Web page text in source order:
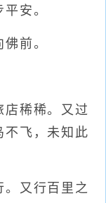
安。
前。
稀稀。又过
不飞，未知此
又行百里之